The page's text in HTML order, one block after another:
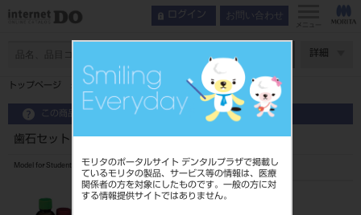
モリタのポータルサイト デンタルプラザで掲載し
ているモリタの製品、サービス等の情報は、医療
関係者の方を対象にしたものです。一般の方に対
する情報提供サイトではありません。
ログイン お問い合わせ
メニュー
詳細
トップページ 歯石セット
この商品に関するお問い合わせ
歯石セット
Model for Student Practice
品目コード